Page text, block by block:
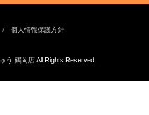
個人情報保護方針
う 鶴岡店 .All Rights Reserved.